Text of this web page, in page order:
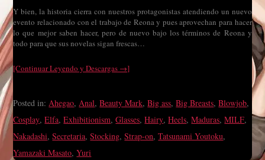
Y bien, la historia cierra con nuestros protagonistas atendiendo un nuevo
evento relacionado con el trabajo de Reona y pues aprovechan para hacer
lo que mejor saben hacer, pero de nuevo bajo los términos de Reona y
todo para que sus novelas sigan frescas…
[Continuar Leyendo y Descargas →]
Posted in:Ahegao,Anal,Beauty Mark,Big ass,Big Breasts,Blowjob,
Cosplay,Elfa,Exhibitionism,Glasses,Hairy,Heels,Maduras,MILF,
Nakadashi,Secretaria,Stocking,Strap-on,Tatsunami Youtoku,
Yamazaki Masato,Yuri